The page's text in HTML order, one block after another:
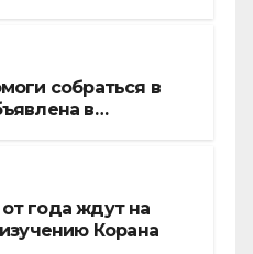
собраться в
в
года ждут на
Корана